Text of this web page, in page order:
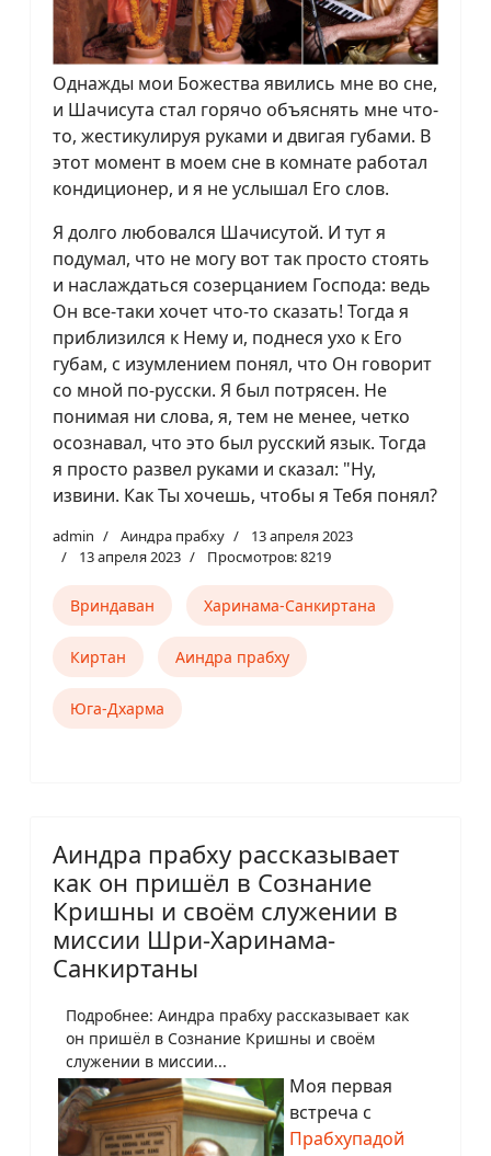
Однажды мои Божества явились мне во сне,
и Шачисута стал горячо объяснять мне что-
то, жестикулируя руками и двигая губами. В
этот момент в моем сне в комнате работал
кондиционер, и я не услышал Его слов.
Я долго любовался Шачисутой. И тут я
подумал, что не могу вот так просто стоять
и наслаждаться созерцанием Господа: ведь
Он все-таки хочет что-то сказать! Тогда я
приблизился к Нему и, поднеся ухо к Его
губам, с изумлением понял, что Он говорит
со мной по-русски. Я был потрясен. Не
понимая ни слова, я, тем не менее, четко
осознавал, что это был русский язык. Тогда
я просто развел руками и сказал: "Ну,
извини. Как Ты хочешь, чтобы я Тебя понял?
admin Аиндра прабху
13 апреля 2023
13 апреля 2023
Просмотров: 8219
Вриндаван Харинама-Санкиртана
Киртан Аиндра прабху
Юга-Дхарма
Аиндра прабху рассказывает
как он пришёл в Сознание
Кришны и своём служении в
миссии Шри-Харинама-
Санкиртаны
Подробнее: Аиндра прабху рассказывает как
он пришёл в Сознание Кришны и своём
служении в миссии...
Моя первая
встреча с
Прабхупадой